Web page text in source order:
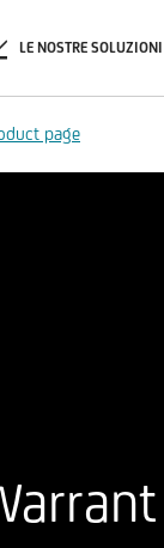
LE NOSTRE SOLUZIONI
page